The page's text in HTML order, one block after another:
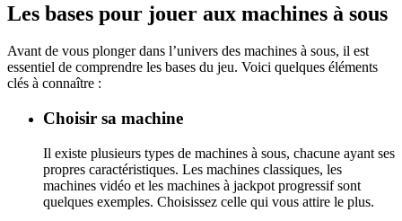
Les bases pour jouer aux machines à sous
Avant de vous plonger dans l’univers des machines à sous, il est
essentiel de comprendre les bases du jeu. Voici quelques éléments
clés à connaître :
Choisir sa machine
Il existe plusieurs types de machines à sous, chacune ayant ses
propres caractéristiques. Les machines classiques, les
machines vidéo et les machines à jackpot progressif sont
quelques exemples. Choisissez celle qui vous attire le plus.